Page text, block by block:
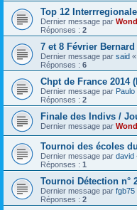
Top 12
Dernier message par
Réponses : 2
7 et 8 Février Bernard
Dernier message par said «
Réponses : 6
Chpt de France 2014
Dernier message par Paulo
Réponses : 2
Finale des Indivs /
Dernier message par
Tournoi des écoles
Dernier message par david
Réponses : 1
Tournoi Détection n°
Dernier message par fgb75
Réponses : 2